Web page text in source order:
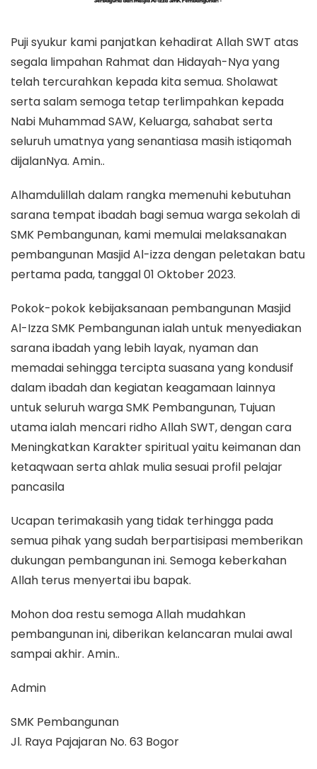
Puji syukur kami panjatkan kehadirat Allah SWT atas
segala limpahan Rahmat dan Hidayah-Nya yang
telah tercurahkan kepada kita semua. Sholawat
serta salam semoga tetap terlimpahkan kepada
Nabi Muhammad SAW, Keluarga, sahabat serta
seluruh umatnya yang senantiasa masih istiqomah
dijalanNya. Amin..
Alhamdulillah dalam rangka memenuhi kebutuhan
sarana tempat ibadah bagi semua warga sekolah di
SMK Pembangunan, kami memulai melaksanakan
pembangunan Masjid Al-izza dengan peletakan batu
pertama pada, tanggal 01 Oktober 2023.
Pokok-pokok kebijaksanaan pembangunan Masjid
Al-Izza SMK Pembangunan ialah untuk menyediakan
sarana ibadah yang lebih layak, nyaman dan
memadai sehingga tercipta suasana yang kondusif
dalam ibadah dan kegiatan keagamaan lainnya
untuk seluruh warga SMK Pembangunan, Tujuan
utama ialah mencari ridho Allah SWT, dengan cara
Meningkatkan Karakter spiritual yaitu keimanan dan
ketaqwaan serta ahlak mulia sesuai profil pelajar
pancasila
Ucapan terimakasih yang tidak terhingga pada
semua pihak yang sudah berpartisipasi memberikan
dukungan pembangunan ini. Semoga keberkahan
Allah terus menyertai ibu bapak.
Mohon doa restu semoga Allah mudahkan
pembangunan ini, diberikan kelancaran mulai awal
sampai akhir. Amin..
Admin
SMK Pembangunan
Jl. Raya Pajajaran No. 63 Bogor